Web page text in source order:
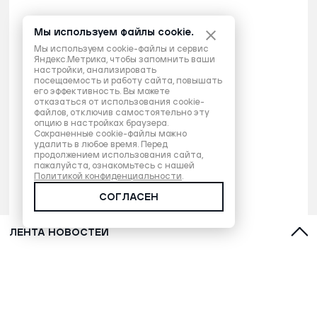
ЛЕНТА НОВОСТЕЙ
Мы используем файлы cookie.
Мы используем cookie-файлы и сервис
Яндекс.Метрика, чтобы запомнить ваши
настройки, анализировать
посещаемость и работу сайта, повышать
его эффективность. Вы можете
отказаться от использования cookie-
файлов, отключив самостоятельно эту
опцию в настройках браузера.
Сохраненные cookie-файлы можно
удалить в любое время. Перед
продолжением использования сайта,
пожалуйста, ознакомьтесь с нашей
Политикой конфиденциальности.
СОГЛАСЕН